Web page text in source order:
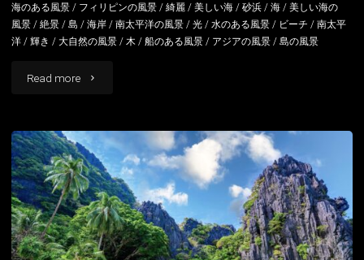
海のある風景 / フィリピンの風景 /綺麗 /美しい海 /砂浜 /海 /美しい海の
風景 /絶景 /島 /海岸 /南太平洋の風景 /光 /水のある風景 / ビーチ /南太平
洋 /輝き /大自然の風景 / 木 /船のある風景 / アジアの風景 /島の風景
Read more "エ
ニ
ド
の
ビ